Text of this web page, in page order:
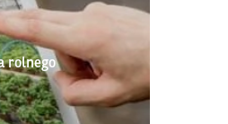
rolnego